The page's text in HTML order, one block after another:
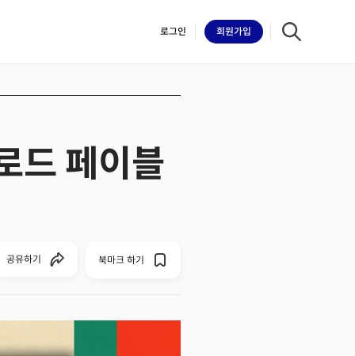
로그인 회원가입
드 페이블
공유하기 북마크 하기